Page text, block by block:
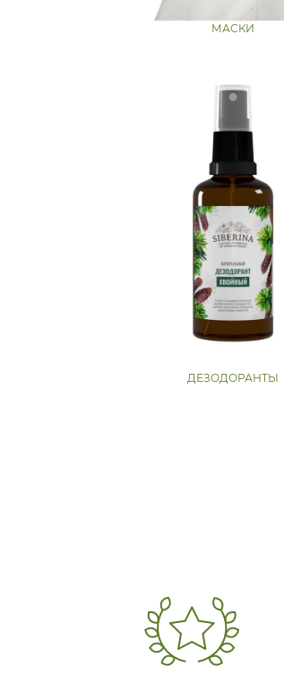
МАСКИ
ДЕЗОДОРАНТЫ